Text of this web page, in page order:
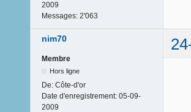
2009
Messages: 2'063
nim70
Membre
Hors ligne
De: Côte-d'or
Date d'enregistrement: 05-09-
2009